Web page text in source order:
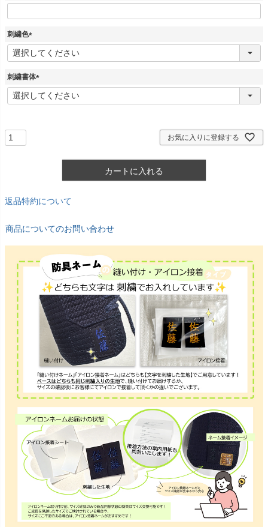
刺繍色
(
必
)
刺繍書体
(
必
お気に入りに登録する
カートに入れる
返品特約について
商品についてのお問い合わせ